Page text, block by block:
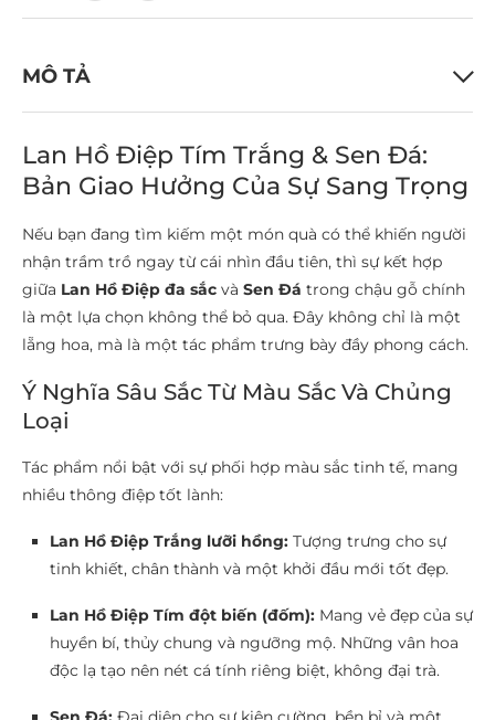
MÔ TẢ
Lan Hồ Điệp Tím Trắng & Sen Đá:
Bản Giao Hưởng Của Sự Sang Trọng
Nếu bạn đang tìm kiếm một món quà có thể khiến người
nhận trầm trồ ngay từ cái nhìn đầu tiên, thì sự kết hợp
giữa Lan Hồ Điệp đa sắc và Sen Đá trong chậu gỗ chính
là một lựa chọn không thể bỏ qua. Đây không chỉ là một
lẵng hoa, mà là một tác phẩm trưng bày đầy phong cách.
Ý Nghĩa Sâu Sắc Từ Màu Sắc Và Chủng
Loại
Tác phẩm nổi bật với sự phối hợp màu sắc tinh tế, mang
nhiều thông điệp tốt lành:
Lan Hồ Điệp Trắng lưỡi hồng: Tượng trưng cho sự
tinh khiết, chân thành và một khởi đầu mới tốt đẹp.
Lan Hồ Điệp Tím đột biến (đốm): Mang vẻ đẹp của sự
huyền bí, thủy chung và ngưỡng mộ. Những vân hoa
độc lạ tạo nên nét cá tính riêng biệt, không đại trà.